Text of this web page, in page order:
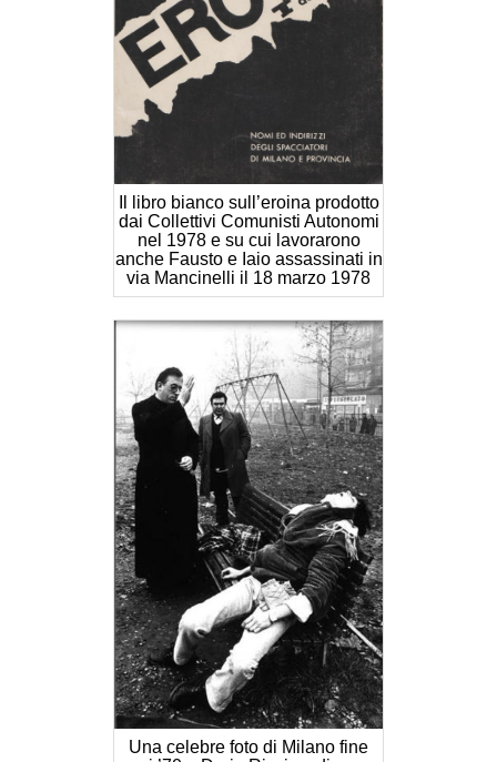
Il libro bianco sull’eroina prodotto
dai Collettivi Comunisti Autonomi
nel 1978 e su cui lavorarono
anche Fausto e Iaio assassinati in
via Mancinelli il 18 marzo 1978
Una celebre foto di Milano fine